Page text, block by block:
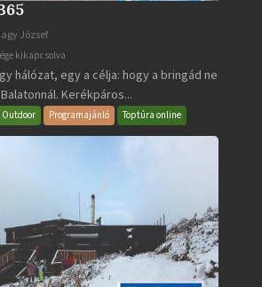
József
kikapcsolva
hálózat, egy a célja: hogy a bringád ne
Kerékpáros...
Outdoor Programajánló Toptúra online